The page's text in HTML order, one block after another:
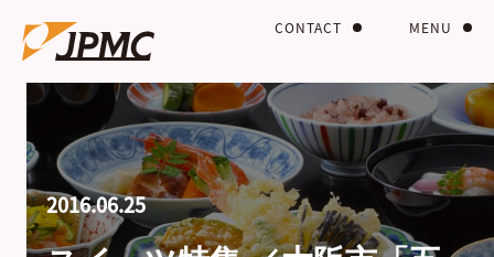
MENU
CONTACT
2016.06.25